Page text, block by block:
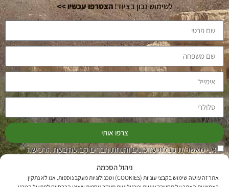
ניהול הסכמה
אתר זה עושה שימוש בקבצי עוגיות (COOKIES) וטכנולוגיות מעקב נוספות. אנו לא נתקין
לשימוש נכון בציוד!הצטרפו עכשיו >>
אני מאשר/ת קבלת עדכונים והנחת חברים קבועה בעת הרכישה
בכל רגע.
צרפו אותי